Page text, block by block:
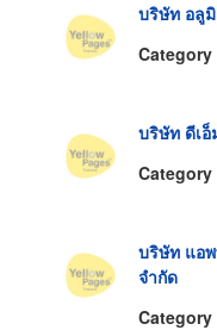
บริษัท อลู
Category
บริษัท ดีเ
Category
บริษัท แอ
จำกัด
Category